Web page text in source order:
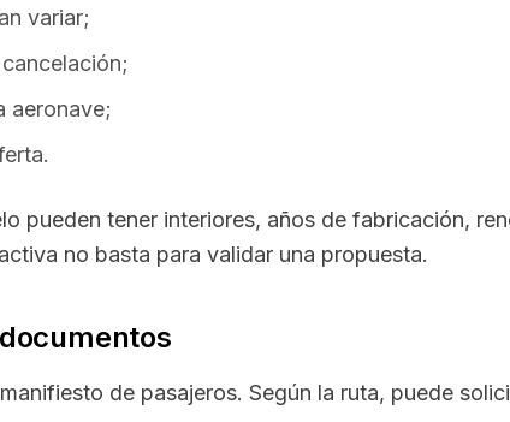
variar;
aeronave;
pueden tener interiores, años de fabricación,
no basta para validar una propuesta.
de pasajeros. Según la ruta, puede